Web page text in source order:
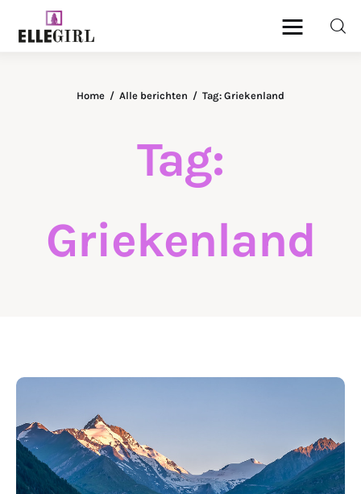
Tag:
Griekenland
Home Alle berichten Tag: Griekenland
Ellegirl
Gezondheid
Zakelijk